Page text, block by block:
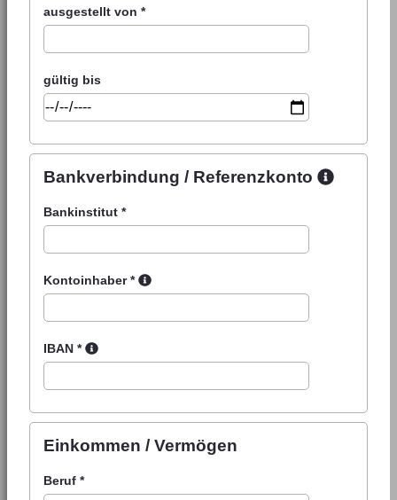
ausgestellt von *
gültig bis
Bankverbindung / Referenzkonto
Bankinstitut *
Kontoinhaber *
IBAN *
Einkommen / Vermögen
Beruf *